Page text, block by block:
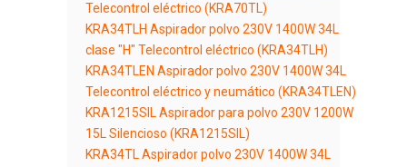
Telecontrol eléctrico (KRA70TL)
KRA34TLH Aspirador polvo 230V 1400W 34L
clase "H" Telecontrol eléctrico (KRA34TLH)
KRA34TLEN Aspirador polvo 230V 1400W 34L
Telecontrol eléctrico y neumático (KRA34TLEN)
KRA1215SIL Aspirador para polvo 230V 1200W
15L Silencioso (KRA1215SIL)
KRA34TL Aspirador polvo 230V 1400W 34L